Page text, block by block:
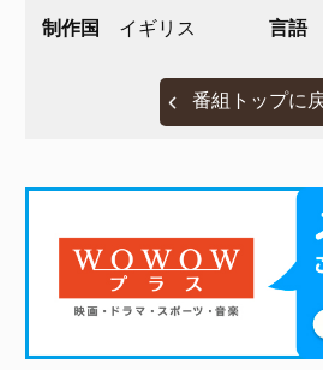
制作国 イギリス 言語
番組トップに